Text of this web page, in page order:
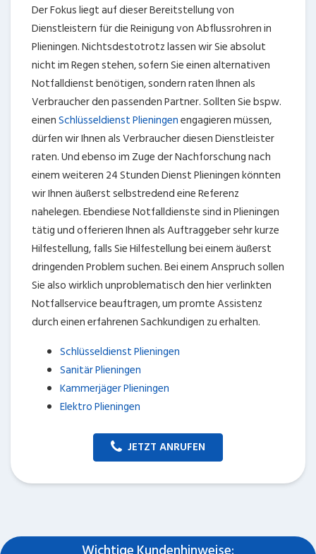
Der Fokus liegt auf dieser Bereitstellung von
Dienstleistern für die Reinigung von Abflussrohren in
Plieningen. Nichtsdestotrotz lassen wir Sie absolut
nicht im Regen stehen, sofern Sie einen alternativen
Notfalldienst benötigen, sondern raten Ihnen als
Verbraucher den passenden Partner. Sollten Sie bspw.
einenSchlüsseldienst Plieningenengagieren müssen,
dürfen wir Ihnen als Verbraucher diesen Dienstleister
raten. Und ebenso im Zuge der Nachforschung nach
einem weiteren 24 Stunden Dienst Plieningen könnten
wir Ihnen äußerst selbstredend eine Referenz
nahelegen. Ebendiese Notfalldienste sind in Plieningen
tätig und offerieren Ihnen als Auftraggeber sehr kurze
Hilfestellung, falls Sie Hilfestellung bei einem äußerst
dringenden Problem suchen. Bei einem Anspruch sollen
Sie also wirklich unproblematisch den hier verlinkten
Notfallservice beauftragen, um promte Assistenz
durch einen erfahrenen Sachkundigen zu erhalten.
Schlüsseldienst Plieningen
Sanitär Plieningen
Kammerjäger Plieningen
Elektro Plieningen
JETZT ANRUFEN